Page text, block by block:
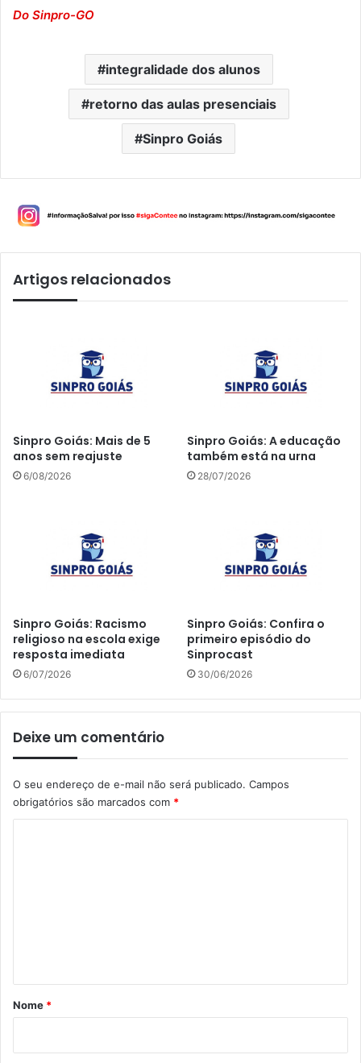
Do Sinpro-GO
integralidade dos alunos
retorno das aulas presenciais
Sinpro Goiás
Artigos relacionados
Sinpro Goiás: Mais de 5
anos sem reajuste
6/08/2026
Sinpro Goiás: A educação
também está na urna
28/07/2026
Sinpro Goiás: Racismo
religioso na escola exige
resposta imediata
6/07/2026
Sinpro Goiás: Confira o
primeiro episódio do
Sinprocast
30/06/2026
Deixe um comentário
O seu endereço de e-mail não será publicado. Campos
obrigatórios são marcados com *
r
Nome *